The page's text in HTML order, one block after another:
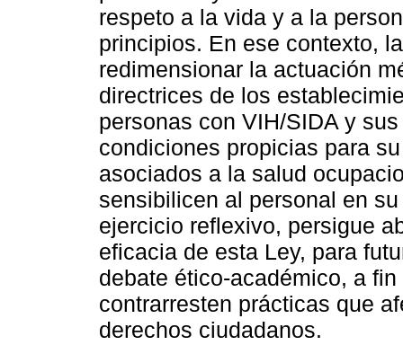
respeto a la vida y a la
principios. En ese contexto,
redimensionar la actuación
directrices de los
personas con VIH/SIDA y
condiciones propicias para
asociados a la salud
sensibilicen al personal en
ejercicio reflexivo, persigue
eficacia de esta Ley, para
debate ético-académico, a
contrarresten prácticas que
derechos ciudadanos.